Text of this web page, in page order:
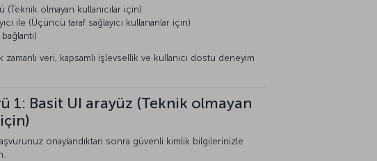
(Teknik olmayan kullanıcılar için)
ile (Üçüncü taraf sağlayıcı kullananlar için)
veri, kapsamlı işlevsellik ve kullanıcı dostu deneyim
1: Basit UI arayüz (Teknik olmayan
onaylandıktan sonra güvenli kimlik bilgilerinizle